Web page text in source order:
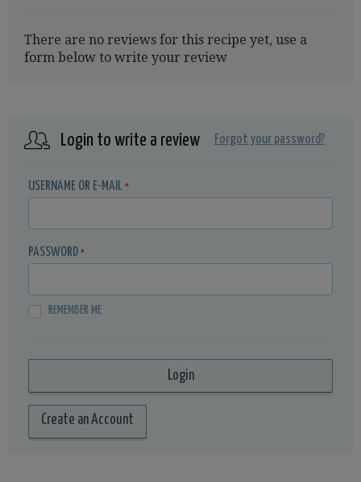
There are no reviews for this recipe yet, use a
form below to write your review
Login to write a review Forgot your password?
USERNAME OR E-MAIL *
PASSWORD *
REMEMBER ME
Create an Account